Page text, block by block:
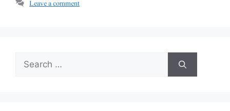
Leave a comment
Search
for: